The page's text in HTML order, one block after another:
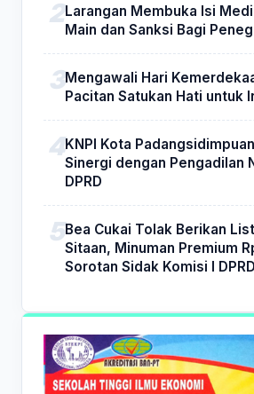
Larangan Membuka Isi
Main dan Sanksi Bagi
Mengawali Hari
Pacitan Satukan Hati untuk
KNPI Kota
Sinergi dengan Pengadilan
DPRD
Bea Cukai Tolak Berikan
Sitaan, Minuman Premium
Sorotan Sidak Komisi I